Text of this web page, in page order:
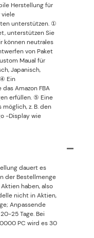
Herstellung für
viele
unterstützen. ①
unterstützen Sie
können neutrales
von Paket
Maual für
Japanisch,
Ein
Amazon FBA
erfüllen. ⑤ Eine
z. B. den
-Display wie
dauert es
der Bestellmenge
haben, also
nicht in Aktien,
Anpassende
25 Tage. Bei
PC wird es 30